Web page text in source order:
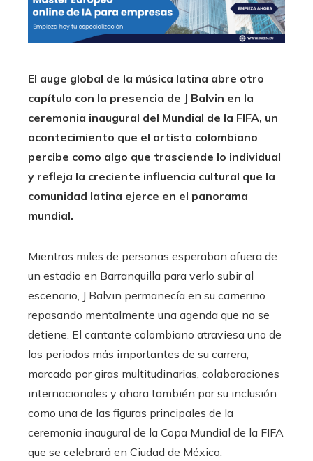
El auge global de la música latina abre otro
capítulo con la presencia de J Balvin en la
ceremonia inaugural del Mundial de la FIFA, un
acontecimiento que el artista colombiano
percibe como algo que trasciende lo individual
y refleja la creciente influencia cultural que la
comunidad latina ejerce en el panorama
mundial.
Mientras miles de personas esperaban afuera de
un estadio en Barranquilla para verlo subir al
escenario, J Balvin permanecía en su camerino
repasando mentalmente una agenda que no se
detiene. El cantante colombiano atraviesa uno de
los periodos más importantes de su carrera,
marcado por giras multitudinarias, colaboraciones
internacionales y ahora también por su inclusión
como una de las figuras principales de la
ceremonia inaugural de la Copa Mundial de la FIFA
que se celebrará en Ciudad de México.